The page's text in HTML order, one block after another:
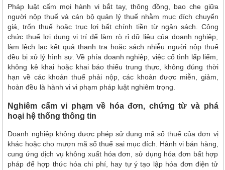
Pháp luật cấm mọi hành vi bắt tay, thông đồng, bao che giữa
người nộp thuế và cán bộ quản lý thuế nhằm mục đích chuyển
giá, trốn thuế hoặc trục lợi bất chính tiền từ ngân sách. Công
chức thuế lợi dụng vị trí để làm rò rỉ dữ liệu của doanh nghiệp,
làm lệch lạc kết quả thanh tra hoặc sách nhiễu người nộp thuế
đều bị xử lý hình sự. Về phía doanh nghiệp, việc cố tình lấp liếm,
không kê khai hoặc khai báo thiếu trung thực, không đúng thời
hạn về các khoản thuế phải nộp, các khoản được miễn, giảm,
hoàn đều là hành vi vi phạm pháp luật nghiêm trọng.
Nghiêm cấm vi phạm về hóa đơn, chứng từ và phá
hoại hệ thống thông tin
Doanh nghiệp không được phép sử dụng mã số thuế của đơn vị
khác hoặc cho mượn mã số thuế sai mục đích. Hành vi bán hàng,
cung ứng dịch vụ không xuất hóa đơn, sử dụng hóa đơn bất hợp
pháp để hợp thức hóa chi phí, hay tự ý tạo lập hóa đơn điện tử